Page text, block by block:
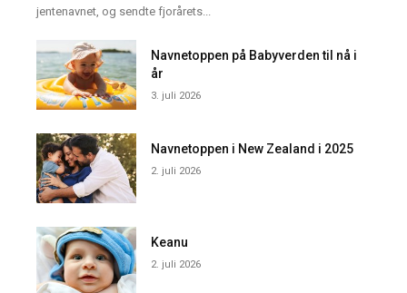
jentenavnet, og sendte fjorårets...
Navnetoppen på Babyverden til nå i
år
3. juli 2026
Navnetoppen i New Zealand i 2025
2. juli 2026
Keanu
2. juli 2026